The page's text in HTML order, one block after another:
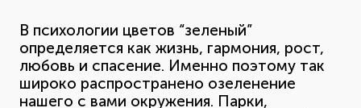
В психологии цветов “зеленый”
определяется как жизнь, гармония, рост,
любовь и спасение. Именно поэтому так
широко распространено озеленение
нашего с вами окружения. Парки,